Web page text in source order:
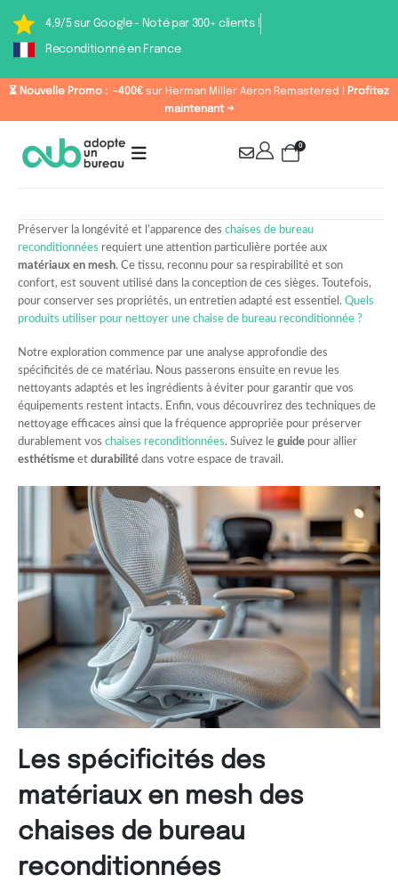
4,9/5 sur Google - Noté par 300+ clients !
Reconditionné en France
⏳ Nouvelle Promo : -400€ sur Herman Miller Aeron Remastered ! Profitez
maintenant →
0
Préserver la longévité et l’apparence des chaises de bureau
reconditionnées requiert une attention particulière portée aux
matériaux en mesh. Ce tissu, reconnu pour sa respirabilité et son
confort, est souvent utilisé dans la conception de ces sièges. Toutefois,
pour conserver ses propriétés, un entretien adapté est essentiel. Quels
produits utiliser pour nettoyer une chaise de bureau reconditionnée ?
Notre exploration commence par une analyse approfondie des
spécificités de ce matériau. Nous passerons ensuite en revue les
nettoyants adaptés et les ingrédients à éviter pour garantir que vos
équipements restent intacts. Enfin, vous découvrirez des techniques de
nettoyage efficaces ainsi que la fréquence appropriée pour préserver
durablement vos chaises reconditionnées. Suivez le guide pour allier
esthétisme et durabilité dans votre espace de travail.
Les spécificités des
matériaux en mesh des
chaises de bureau
reconditionnées